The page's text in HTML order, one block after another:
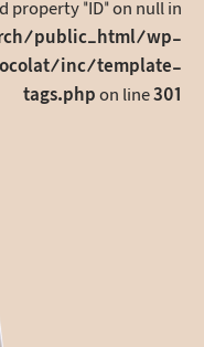
property "ID" on null in
public_html/wp-
inc/template-
tags.phpon line301